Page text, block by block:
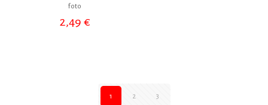
foto
2,49 €
1 2 3